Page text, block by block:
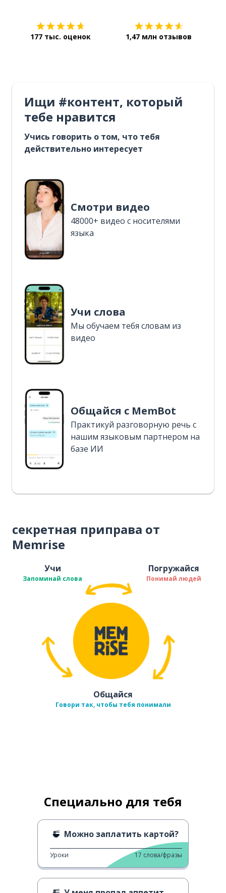
177 тыс. оценок 1,47 млн отзывов
Ищи #контент, который
тебе нравится
Учись говорить о том, что тебя
действительно интересует
Смотри видео
48000+ видео с носителями
языка
Учи слова
Мы обучаем тебя словам из
видео
Общайся с MemBot
Практикуй разговорную речь с
нашим языковым партнером на
базе ИИ
секретная приправа от
Memrise
Учи
Запоминай слова
Погружайся
Понимай людей
Общайся
Говори так, чтобы тебя понимали
Специально для тебя
Можно заплатить картой?
Уроки 17 слова/фразы